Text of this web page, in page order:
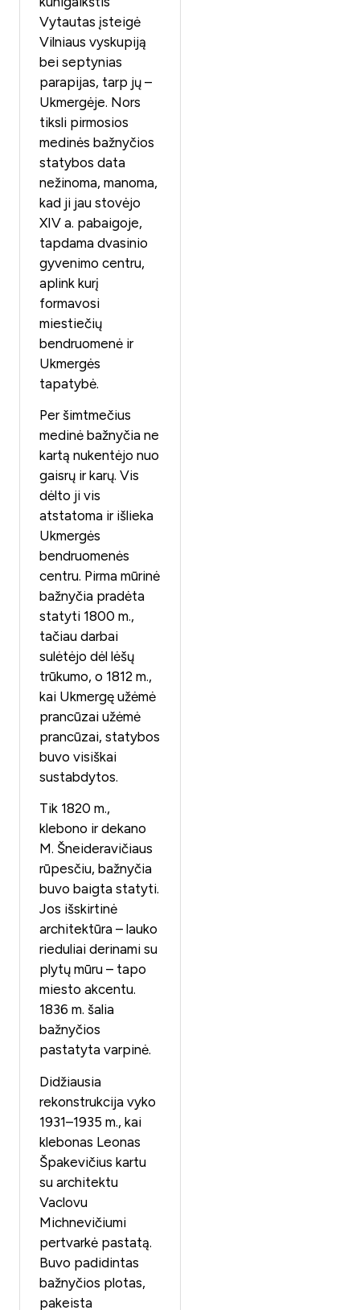
Vytautas įsteigė
Vilniaus vyskupiją
bei septynias
parapijas, tarp jų –
Ukmergėje. Nors
tiksli pirmosios
medinės bažnyčios
statybos data
nežinoma, manoma,
kad ji jau stovėjo
XIV a. pabaigoje,
tapdama dvasinio
gyvenimo centru,
aplink kurį
formavosi
miestiečių
bendruomenė ir
Ukmergės
tapatybė.
Per šimtmečius
medinė bažnyčia ne
kartą nukentėjo nuo
gaisrų ir karų. Vis
dėlto ji vis
atstatoma ir išlieka
Ukmergės
bendruomenės
centru. Pirma mūrinė
bažnyčia pradėta
statyti 1800 m.,
tačiau darbai
sulėtėjo dėl lėšų
trūkumo, o 1812 m.,
kai Ukmergę užėmė
prancūzai užėmė
prancūzai, statybos
buvo visiškai
sustabdytos.
Tik 1820 m.,
klebono ir dekano
M. Šneideravičiaus
rūpesčiu, bažnyčia
buvo baigta statyti.
Jos išskirtinė
architektūra – lauko
rieduliai derinami su
plytų mūru – tapo
miesto akcentu.
1836 m. šalia
bažnyčios
pastatyta varpinė.
Didžiausia
rekonstrukcija vyko
1931–1935 m., kai
klebonas Leonas
Špakevičius kartu
su architektu
Vaclovu
Michnevičiumi
pertvarkė pastatą.
Buvo padidintas
bažnyčios plotas,
pakeista